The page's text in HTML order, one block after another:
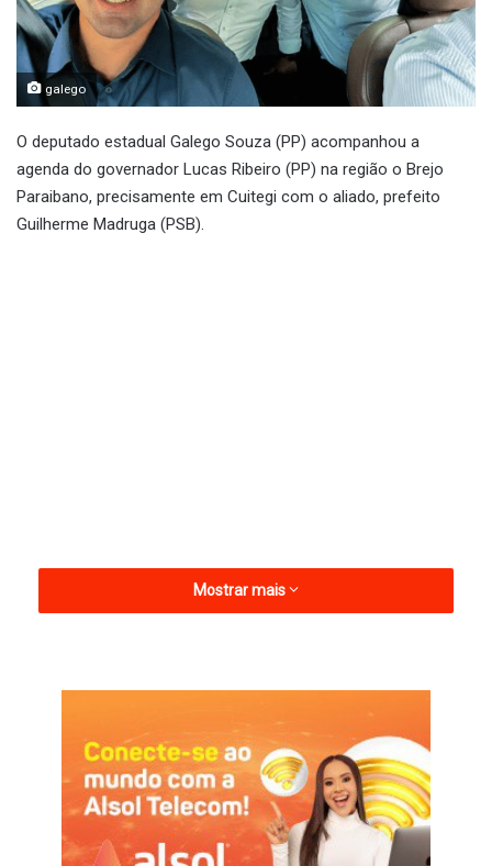
galego
O deputado estadual Galego Souza (PP) acompanhou a
agenda do governador Lucas Ribeiro (PP) na região o Brejo
Paraibano, precisamente em Cuitegi com o aliado, prefeito
Guilherme Madruga (PSB).
Na cidade, Lucas autorizou obras para um novo Mercado
Cuitegi Galego Souza Lucas
Mostrar mais